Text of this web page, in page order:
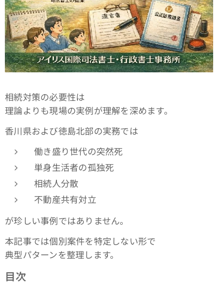
相続対策の必要性は
理論よりも現場の実例が理解を深めます。
香川県および徳島北部の実務では
働き盛り世代の突然死
単身生活者の孤独死
相続人分散
不動産共有対立
が珍しい事例ではありません。
本記事では個別案件を特定しない形で
典型パターンを整理します。
目次